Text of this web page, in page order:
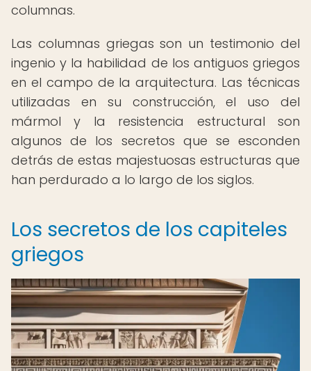
columnas.
Las columnas griegas son un testimonio del
ingenio y la habilidad de los antiguos griegos
en el campo de la arquitectura. Las técnicas
utilizadas en su construcción, el uso del
mármol y la resistencia estructural son
algunos de los secretos que se esconden
detrás de estas majestuosas estructuras que
han perdurado a lo largo de los siglos.
Los secretos de los capiteles
griegos